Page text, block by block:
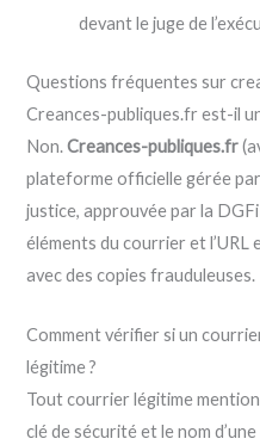
devant le juge de
Questions fréquentes sur
Creances-publiques.fr est-il
Non.Creances-publiques.fr
plateforme officielle gérée
justice, approuvée par la
éléments du courrier et
avec des copies frauduleuses.
Comment vérifier si un
légitime ?
Tout courrier légitime
clé de sécurité et le nom